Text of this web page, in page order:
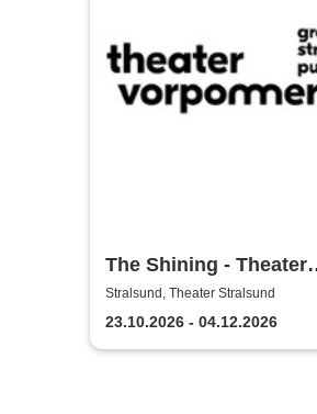
The Shining - Theater
Vorpommern
Stralsund, Theater Stralsund
23.10.2026 - 04.12.2026